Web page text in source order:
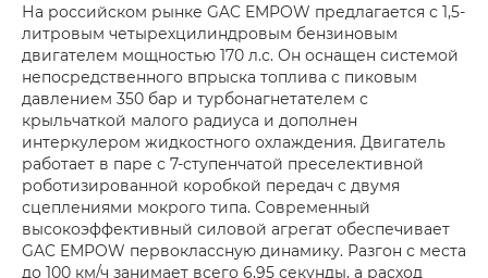
На российском рынке GAC EMPOW предлагается с 1,5-
литровым четырехцилиндровым бензиновым
двигателем мощностью 170 л.с. Он оснащен системой
непосредственного впрыска топлива c пиковым
давлением 350 бар и турбонагнетателем с
крыльчаткой малого радиуса и дополнен
интеркулером жидкостного охлаждения. Двигатель
работает в паре с 7-ступенчатой преселективной
роботизированной коробкой передач с двумя
сцеплениями мокрого типа. Современный
высокоэффективный силовой агрегат обеспечивает
GAC EMPOW первоклассную динамику. Разгон с места
до 100 км/ч занимает всего 6,95 секунды, а расход